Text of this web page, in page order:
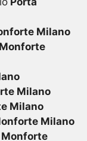
Milano
Milano
Milano
Milano